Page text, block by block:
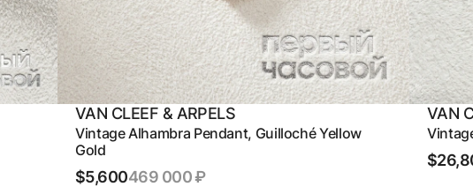
VAN CLEEF & ARPELS
Vintage Alhambra Pendant, Guilloché Yellow
Gold
$5,600469 000 ₽
VAN